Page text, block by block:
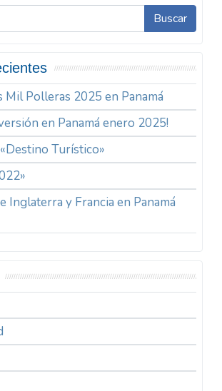
Buscar
Mil Polleras 2025 en Panamá
en Panamá enero 2025!
Turístico»
Inglaterra y Francia en Panamá